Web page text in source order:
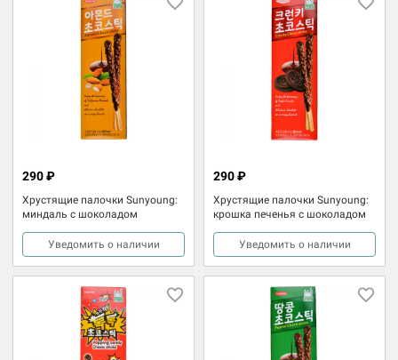
Хрустящие палочки Sunyoung:
миндаль с шоколадом
290 ₽
Уведомить о наличии
Хрустящие палочки Sunyoung:
крошка печенья с шоколадом
290 ₽
Уведомить о наличии